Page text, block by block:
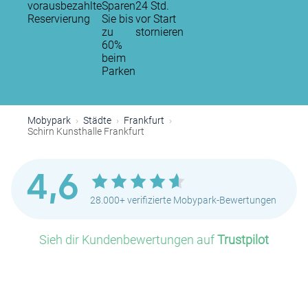
vorausbezahlte
Reservierung
Sparen
Sie bis
zu
60%
beim
Parken
24 Std.
vor Start
stornieren
Mobypark Städte
Frankfurt
Schirn Kunsthalle Frankfurt
4,6 28.000+ verifizierte Mobypark-Bewertungen
Sieh dir Kundenbewertungen aufTrustpilot